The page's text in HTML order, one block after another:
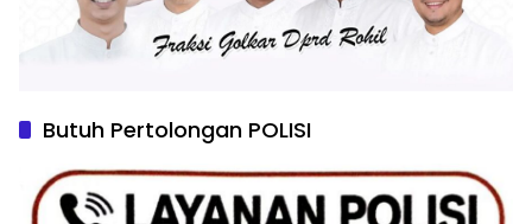
Butuh Pertolongan POLISI